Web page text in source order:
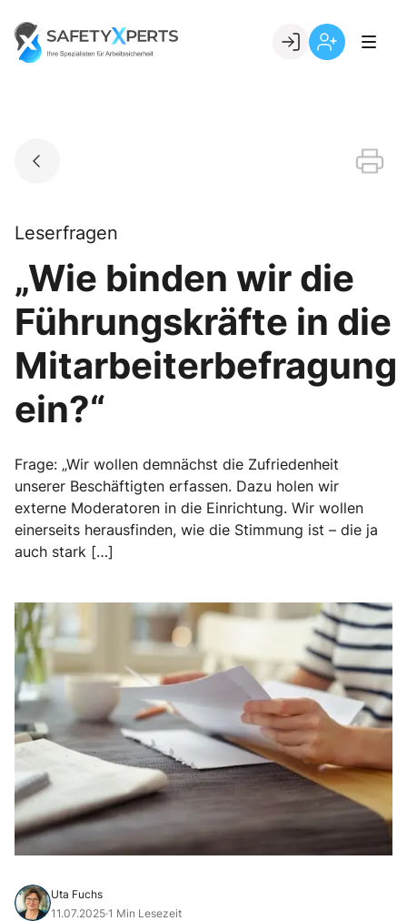
content
Go to landing page.
Leserfragen
„Wie binden wir die
Führungskräfte in die
Mitarbeiterbefragung
ein?“
Frage: „Wir wollen demnächst die Zufriedenheit
unserer Beschäftigten erfassen. Dazu holen wir
externe Moderatoren in die Einrichtung. Wir wollen
einerseits herausfinden, wie die Stimmung ist – die ja
auch stark […]
Uta Fuchs
11.07.2025·1 Min Lesezeit